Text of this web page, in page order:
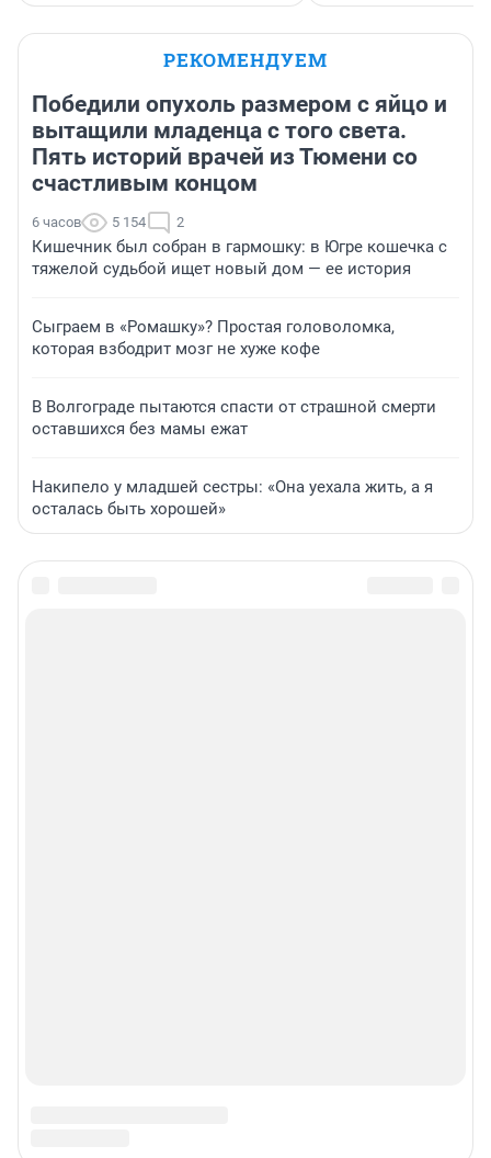
РЕКОМЕНДУЕМ
Победили опухоль размером с яйцо и
вытащили младенца с того света.
Пять историй врачей из Тюмени со
счастливым концом
6 часов 5 154 2
Кишечник был собран в гармошку: в Югре кошечка с
тяжелой судьбой ищет новый дом — ее история
Сыграем в «Ромашку»? Простая головоломка,
которая взбодрит мозг не хуже кофе
В Волгограде пытаются спасти от страшной смерти
оставшихся без мамы ежат
Накипело у младшей сестры: «Она уехала жить, а я
осталась быть хорошей»